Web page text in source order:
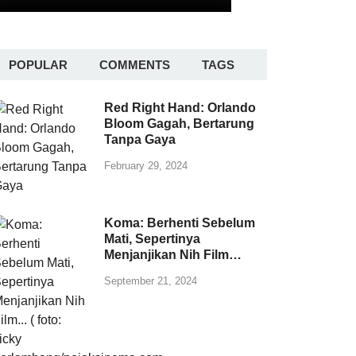
POPULAR COMMENTS TAGS
Red Right Hand: Orlando
Bloom Gagah, Bertarung
Tanpa Gaya
February 29, 2024
Koma: Berhenti Sebelum
Mati, Sepertinya
Menjanjikan Nih Film…
September 21, 2024